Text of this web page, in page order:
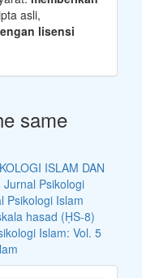
asli,
lisensi
same
ISLAM DAN
Jurnal Psikologi
Psikologi Islam
hasad (ḤS-8)
Islam: Vol. 5